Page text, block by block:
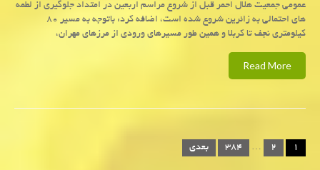
عمومی جمعیت هلال احمر قبل از شروع مراسم اربعین در امتداد جلوگیری از لطمه
های احتمالی به زائرین شروع شده است، اضافه کرد: باتوجه به مسیر ۸۰
کیلومتری نجف تا کربلا و همین طور مسیرهای ورودی از مرزهای مهران،
Read More
صفحه‌بندی
نوشته‌ها
۲ … ۳۸۴ بعدی